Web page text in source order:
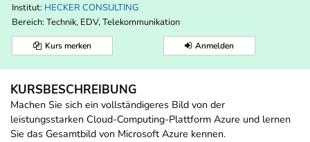
Institut: HECKER CONSULTING
Bereich: Technik, EDV, Telekommunikation
Kurs merken Anmelden
KURSBESCHREIBUNG
Machen Sie sich ein vollständigeres Bild von der
leistungsstarken Cloud-Computing-Plattform Azure und lernen
Sie das Gesamtbild von Microsoft Azure kennen.